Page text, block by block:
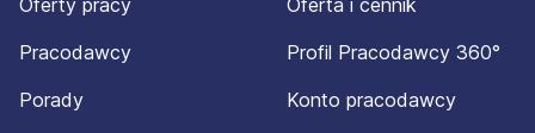
Oferty pracy
Pracodawcy
Porady
Oferta i cennik
Profil Pracodawcy 360°
Konto pracodawcy